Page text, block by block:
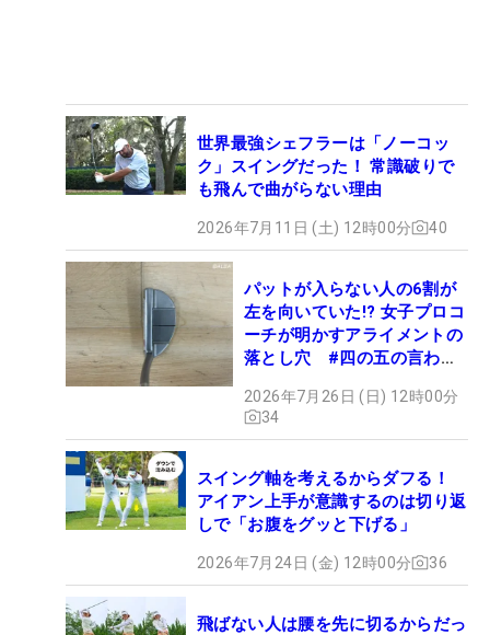
世界最強シェフラーは「ノーコッ
ク」スイングだった！ 常識破りで
も飛んで曲がらない理由
2026年7月11日 (土) 12時00分 40
パットが入らない人の6割が
左を向いていた!? 女子プロコ
ーチが明かすアライメントの
落とし穴 #四の五の言わず
2026年7月26日 (日) 12時00分
34
スイング軸を考えるからダフる！
アイアン上手が意識するのは切り返
しで「お腹をグッと下げる」
2026年7月24日 (金) 12時00分 36
飛ばない人は腰を先に切るからだっ